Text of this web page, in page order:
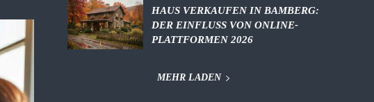
HAUS VERKAUFEN IN BAMBERG:
DER EINFLUSS VON ONLINE-
PLATTFORMEN 2026
MEHR LADEN